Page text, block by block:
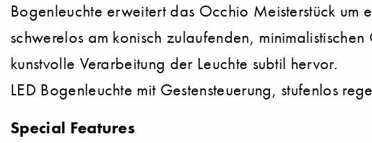
Bogenleuchte erweitert das Occhio Meisterstück
schwerelos am konisch zulaufenden,
kunstvolle Verarbeitung der Leuchte subtil hervor.
LED Bogenleuchte mit Gestensteuerung, stufenlos
Special Features